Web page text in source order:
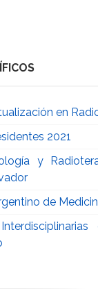
en
2021
y
de